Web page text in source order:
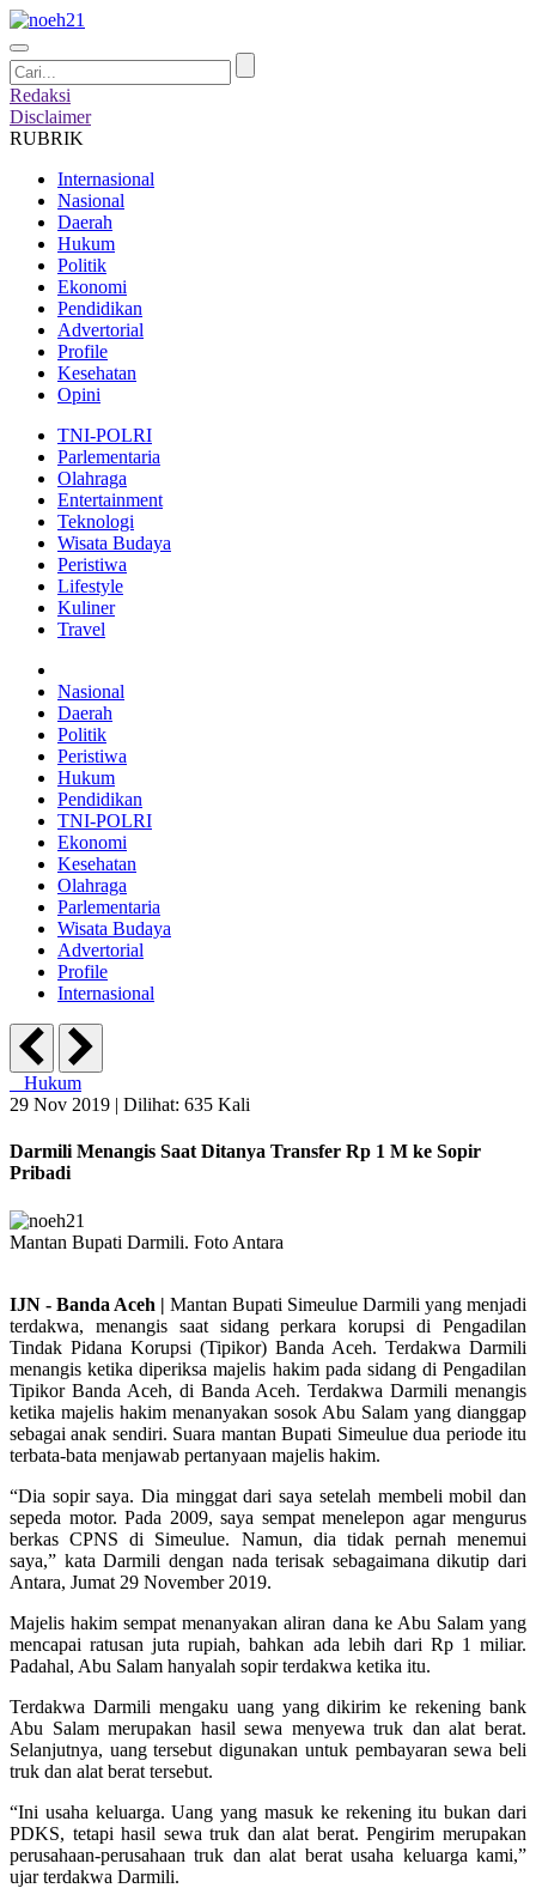
Redaksi
Disclaimer
RUBRIK
Internasional
Nasional
Daerah
Hukum
Politik
Ekonomi
Pendidikan
Advertorial
Profile
Kesehatan
Opini
TNI-POLRI
Parlementaria
Olahraga
Entertainment
Teknologi
Wisata Budaya
Peristiwa
Lifestyle
Kuliner
Travel
Nasional
Daerah
Politik
Peristiwa
Hukum
Pendidikan
TNI-POLRI
Ekonomi
Kesehatan
Olahraga
Parlementaria
Wisata Budaya
Advertorial
Profile
Internasional
Hukum
29 Nov 2019 | Dilihat: 635 Kali
Darmili Menangis Saat Ditanya Transfer Rp 1 M ke Sopir
Pribadi
Mantan Bupati Darmili. Foto Antara
IJN - Banda Aceh | Mantan Bupati Simeulue Darmili yang menjadi
terdakwa, menangis saat sidang perkara korupsi di Pengadilan
Tindak Pidana Korupsi (Tipikor) Banda Aceh. Terdakwa Darmili
menangis ketika diperiksa majelis hakim pada sidang di Pengadilan
Tipikor Banda Aceh, di Banda Aceh. Terdakwa Darmili menangis
ketika majelis hakim menanyakan sosok Abu Salam yang dianggap
sebagai anak sendiri. Suara mantan Bupati Simeulue dua periode itu
terbata-bata menjawab pertanyaan majelis hakim.
“Dia sopir saya. Dia minggat dari saya setelah membeli mobil dan
sepeda motor. Pada 2009, saya sempat menelepon agar mengurus
berkas CPNS di Simeulue. Namun, dia tidak pernah menemui
saya,” kata Darmili dengan nada terisak sebagaimana dikutip dari
Antara, Jumat 29 November 2019.
Majelis hakim sempat menanyakan aliran dana ke Abu Salam yang
mencapai ratusan juta rupiah, bahkan ada lebih dari Rp 1 miliar.
Padahal, Abu Salam hanyalah sopir terdakwa ketika itu.
Terdakwa Darmili mengaku uang yang dikirim ke rekening bank
Abu Salam merupakan hasil sewa menyewa truk dan alat berat.
Selanjutnya, uang tersebut digunakan untuk pembayaran sewa beli
truk dan alat berat tersebut.
“Ini usaha keluarga. Uang yang masuk ke rekening itu bukan dari
PDKS, tetapi hasil sewa truk dan alat berat. Pengirim merupakan
perusahaan-perusahaan truk dan alat berat usaha keluarga kami,”
ujar terdakwa Darmili.